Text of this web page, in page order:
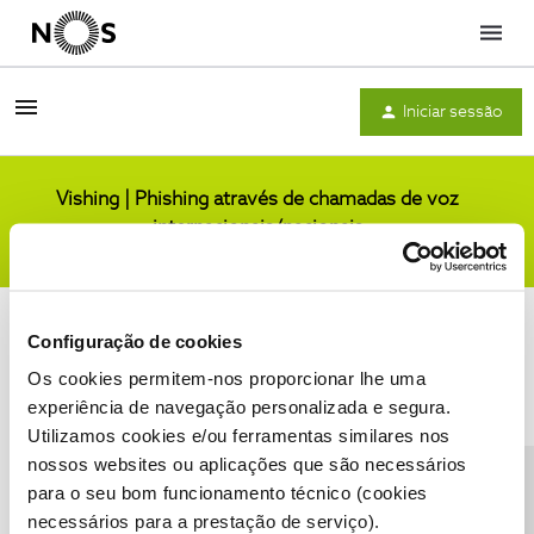
Configuração de cookies
Os cookies permitem-nos proporcionar lhe uma
experiência de navegação personalizada e segura.
Utilizamos cookies e/ou ferramentas similares nos
nossos websites ou aplicações que são necessários
para o seu bom funcionamento técnico (cookies
necessários para a prestação de serviço).
Menu
Iniciar sessão
Vishing | Phishing através de chamadas de voz
internacionais/nacionais
Condições do Fórum NOS Accessibility statement